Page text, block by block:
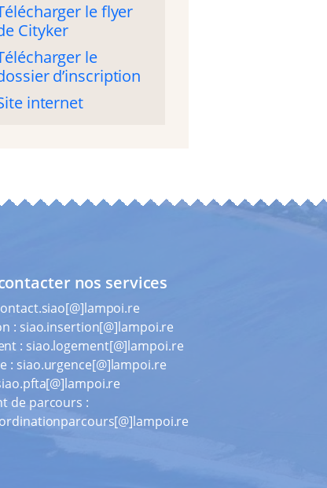
le flyer
Cityker
le
d’inscription
internet
nos services
: siao.insertion[@]lampoi.re
: siao.logement[@]lampoi.re
: siao.urgence[@]lampoi.re
de parcours :